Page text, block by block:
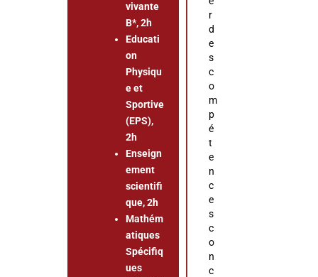
vivante
B*, 2h
Educati
on
Physiqu
e et
Sportive
(EPS),
2h
Enseign
ement
scientifi
que, 2h
Mathém
atiques
Spécifiq
ues
r
d
e
s
c
o
m
p
é
t
e
n
c
e
s
c
o
n
c